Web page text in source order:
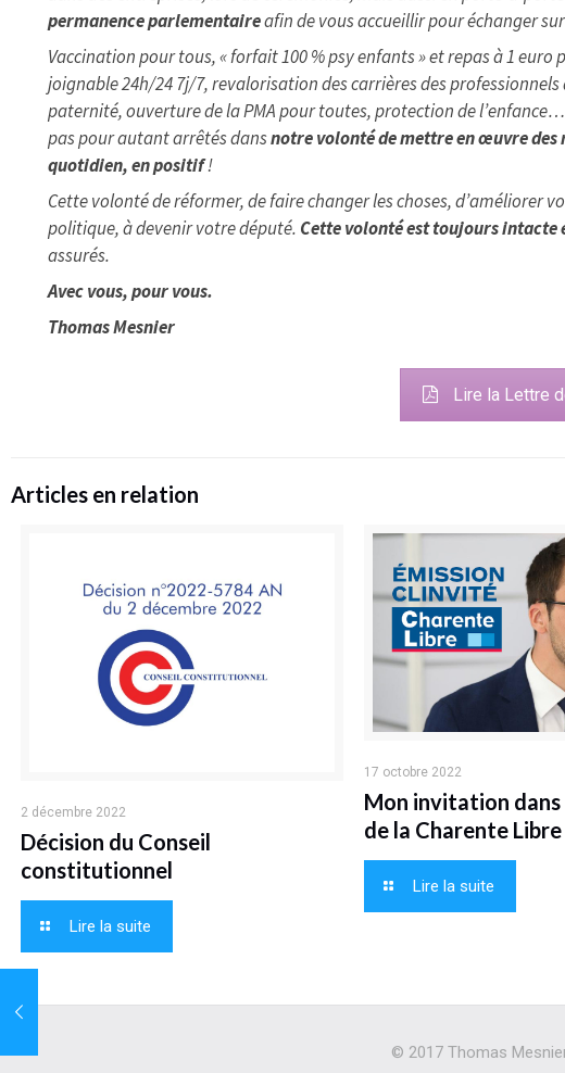
permanence parlementaireafin de vous accueillir pour échanger
Vaccination pour tous, « forfait 100 % psy enfants » et repas à 1
joignable 24h/24 7j/7, revalorisation des carrières des
paternité, ouverture de la PMA pour toutes, protection de
pas pour autant arrêtés dansnotre volonté de mettre en œuvre
quotidien, en positif!
Cette volonté de réformer, de faire changer les choses, d’améliorer
politique, à devenir votre député. Cette volonté est toujours intacte
assurés.
Avec vous, pour vous.
Thomas Mesnier
Lire la Lettre
Articles en relation
2 décembre 2022
Décision du Conseil
constitutionnel
Lire la suite
17 octobre 2022
Mon invitation dans
de la Charente Libre
Lire la suite
© 2017 Thomas